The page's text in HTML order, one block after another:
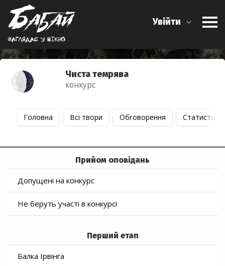
Заглядає у вiкно
Увійти
Чиста темрява
конкурс
Головна Всі твори Обговорення Статистика
Прийом оповідань
Допущені на конкурс
Не беруть участі в конкурсі
Перший етап
Балка Ірвінга